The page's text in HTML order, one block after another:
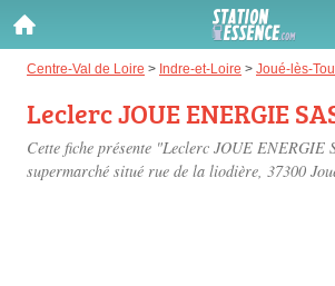
Centre-Val de Loire > Indre-et-Loire > Joué-lès-
Leclerc JOUE ENERGIE
Cette fiche présente "Leclerc JOUE ENERGIE
supermarché situé rue de la liodière, 37300
Gazole :
Disponible
SP 98 :